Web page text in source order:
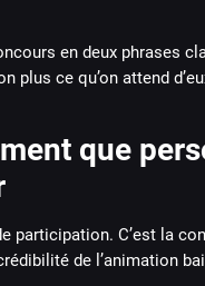
en deux phrases
plus ce qu’on attend
que
participation. C’est la
de l’animation